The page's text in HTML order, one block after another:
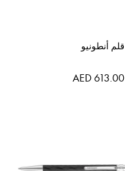
قلم أنطونيو
AED 613.00